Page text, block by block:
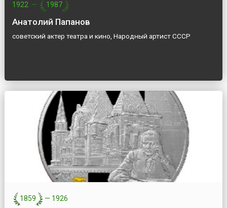
1922 — 1987
Анатолий Папанов
советский актер театра и кино, Народный артист СССР
1859 — 1926